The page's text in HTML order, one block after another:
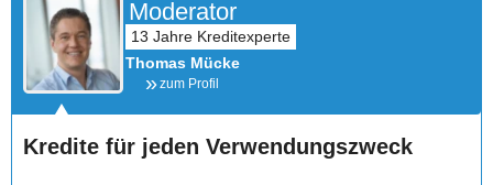
Moderator
Thomas Mücke
zum Profil
Kredite für jeden Verwendungszweck